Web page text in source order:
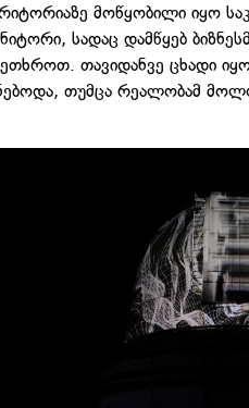
მოწყობილი იყო
სადაც დამწყებ
თავიდანვე ცხადი
თუმცა რეალობამ